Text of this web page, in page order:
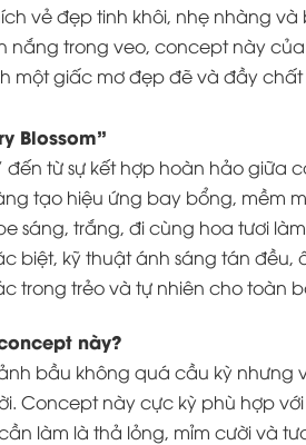
vẻ đẹp tinh khôi, nhẹ nhàng
nắng trong veo, concept này của
một giấc mơ đẹp đẽ và đầy chất
Blossom”
đến từ sự kết hợp hoàn hảo
tạo hiệu ứng bay bổng, mềm
sáng, trắng, đi cùng hoa tươi
biệt, kỹ thuật ánh sáng tán đều,
trong trẻo và tự nhiên cho toàn
này?
bầu không quá cầu kỳ nhưng
Concept này cực kỳ phù hợp
làm là thả lỏng, mỉm cười và